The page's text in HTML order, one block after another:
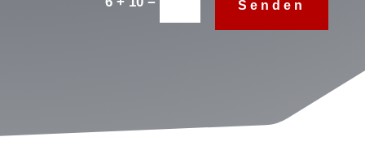
Senden